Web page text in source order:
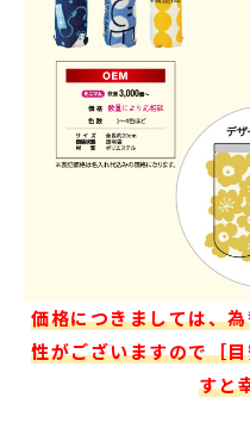
価格につきましては、
性がございますので［
すと